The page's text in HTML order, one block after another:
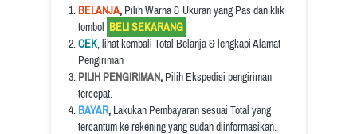
BELANJA, Pilih Warna & Ukuran yang Pas dan klik
tombol BELI SEKARANG
CEK, lihat kembali Total Belanja & lengkapi Alamat
Pengiriman
PILIH PENGIRIMAN, Pilih Ekspedisi pengiriman
tercepat.
BAYAR, Lakukan Pembayaran sesuai Total yang
tercantum ke rekening yang sudah diinformasikan.